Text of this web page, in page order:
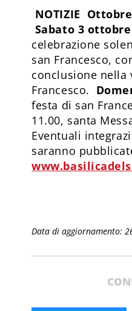
NOTIZIE
Sabato 3 ottobre
celebrazione
san Francesco,
conclusione nella
Francesco.
festa di san
11.00, santa
Eventuali
saranno
Data di aggiornamento: